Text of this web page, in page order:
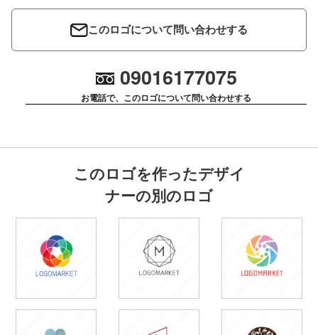
このロゴについて問い合わせする
09016177075
お電話で、このロゴについて問い合わせする
このロゴを作ったデザイ
ナーの別のロゴ